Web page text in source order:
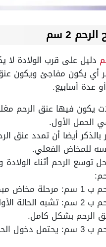
2 سم
دليل على قرب الولادة
عدة أسابيع.
الحمل الأول.
بالذكر أيضا أن تمدد عنق
للمخاض الفعلي.
توسع الرحم أثناء
لعملية المخاض.
توسع الرحم ب 2 سم:
الرحم بشكل كامل.
توسع الرحم ب 3 سم: